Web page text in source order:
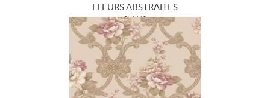
FLEURS ABSTRAITES
SL 1163